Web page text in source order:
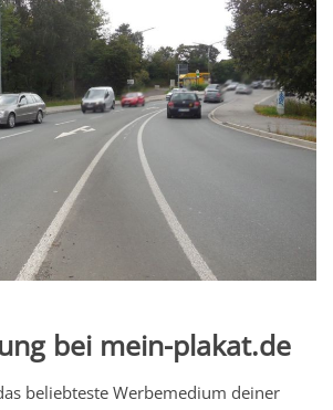
bei mein-plakat.de
beliebteste Werbemedium deiner